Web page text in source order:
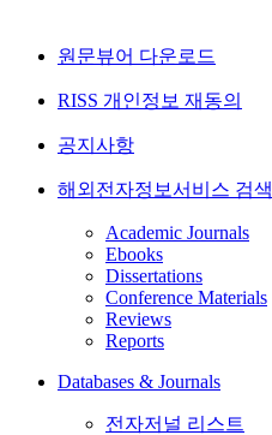
원문뷰어 다운로드
RISS 개인정보 재동의
공지사항
해외전자정보서비스 검색
Academic Journals
Ebooks
Dissertations
Conference Materials
Reviews
Reports
Databases & Journals
전자저널 리스트